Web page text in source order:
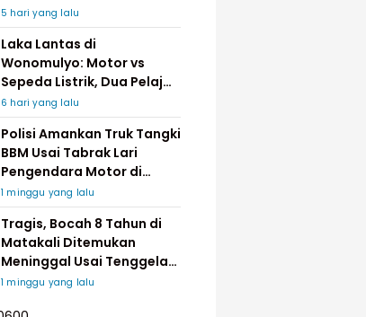
Pinrang
5 hari yang lalu
Laka Lantas di
Wonomulyo: Motor vs
Sepeda Listrik, Dua Pelajar
Dilarikan ke Rumah Sakit
6 hari yang lalu
Polisi Amankan Truk Tangki
BBM Usai Tabrak Lari
Pengendara Motor di
Matakali
1 minggu yang lalu
Tragis, Bocah 8 Tahun di
Matakali Ditemukan
Meninggal Usai Tenggelam
di Sungai
1 minggu yang lalu